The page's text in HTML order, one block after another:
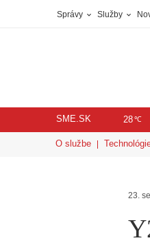
Správy Služby
SME.SK 28℃
O službe
23.